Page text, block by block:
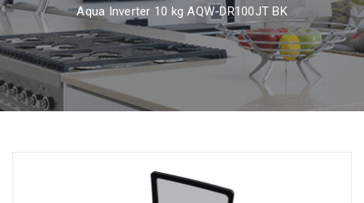
Aqua Inverter 10 kg AQW-DR100JT BK